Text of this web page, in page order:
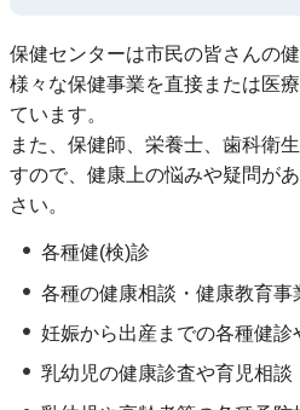
保健センターは市民の皆さんの
様々な保健事業を直接または医
ています。
また、保健師、栄養士、歯科衛
すので、健康上の悩みや疑問が
さい。
各種健(検)診
各種の健康相談・健康教育事
妊娠から出産までの各種健診
乳幼児の健康診査や育児相談